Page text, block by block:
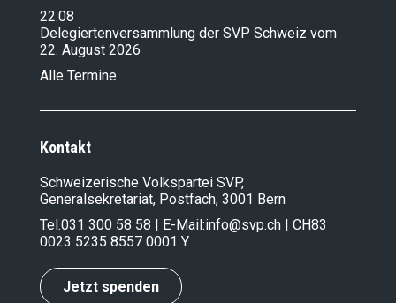
22.08
Delegiertenversammlung der SVP Schweiz vom
22. August 2026
Alle Termine
Kontakt
Schweizerische Volkspartei SVP,
Generalsekretariat, Postfach, 3001 Bern
Tel.031 300 58 58 | E-Mail:info@svp.ch | CH83
0023 5235 8557 0001 Y
Jetzt spenden